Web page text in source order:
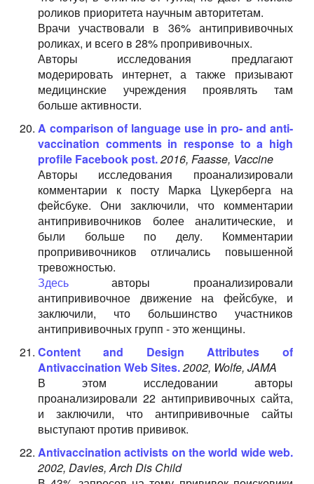
роликов приоритета научным авторитетам.
Врачи участвовали в 36% антипрививочных
роликах, и всего в 28% пропрививочных.
Авторы исследования предлагают
модерировать интернет, а также призывают
медицинские учреждения проявлять там
больше активности.
A comparison of language use in pro- and anti-
vaccination comments in response to a high
proﬁle Facebook post.2016, Faasse, Vaccine
Авторы исследования проанализировали
комментарии к посту Марка Цукерберга на
фейсбуке. Они заключили, что комментарии
антипрививочников более аналитические, и
были больше по делу. Комментарии
пропрививочников отличались повышенной
тревожностью.
Здесьавторы проанализировали
антипрививочное движение на фейсбуке, и
заключили, что большинство участников
антипрививочных групп - это женщины.
Content and Design Attributes of
Antivaccination Web Sites.2002, Wolfe, JAMA
В этом исследовании авторы
проанализировали 22 антипрививочных сайта,
и заключили, что антипрививочные сайты
выступают против прививок.
Antivaccination activists on the world wide web.
2002, Davies, Arch Dis Child